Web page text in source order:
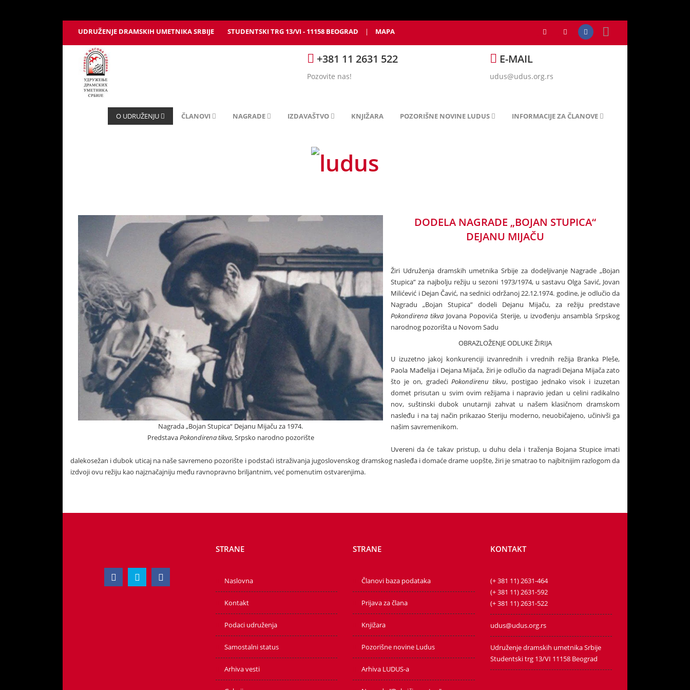
UDRUŽENJE DRAMSKIH UMETNIKA SRBIJE STUDENTSKI TRG 13/VI - 11158 BEOGRAD | MAPA
+381 11 2631 522
Pozovite nas!
E-MAIL
udus@udus.org.rs
O UDRUŽENJU ČLANOVI NAGRADE IZDAVAŠTVO KNJIŽARA POZORIŠNE NOVINE LUDUS INFORMACIJE ZA ČLANOVE
Nagrada „Bojan Stupica“ Dejanu Mijaču za 1974.
PredstavaPokondirena tikva, Srpsko narodno pozorište
DODELA NAGRADE „BOJAN STUPICA“
DEJANU MIJAČU
Žiri Udruženja dramskih umetnika Srbije za dodeljivanje Nagrade „Bojan
Stupica” za najbolju režiju u sezoni 1973/1974, u sastavu Olga Savić, Jovan
Milićević i Dejan Čavić, na sednici održanoj 22.12.1974. godine, je odlučio da
Nagradu „Bojan Stupica” dodeli Dejanu Mijaču, za režiju predstave
Pokondirena tikva Jovana Popovića Sterije, u izvođenju ansambla Srpskog
narodnog pozorišta u Novom Sadu
OBRAZLOŽENJE ODLUKE ŽIRIJA
U izuzetno jakoj konkurenciji izvanrednih i vrednih režija Branka Pleše,
Paola Mađelija i Dejana Mijača, žiri je odlučio da nagradi Dejana Mijača zato
što je on, gradećiPokondirenu tikvu, postigao jednako visok i izuzetan
domet prisutan u svim ovim režijama i napravio jedan u celini radikalno
nov, suštinski dubok unutarnji zahvat u našem klasičnom dramskom
nasleđu i na taj način prikazao Steriju moderno, neuobičajeno, učinivši ga
našim savremenikom.
Uvereni da će takav pristup, u duhu dela i traženja Bojana Stupice imati
dalekosežan i dubok uticaj na naše savremeno pozorište i podstaći istraživanja jugoslovenskog dramskog nasleđa i domaće drame uopšte, žiri je smatrao to najbitnijim razlogom da
izdvoji ovu režiju kao najznačajniju među ravnopravno briljantnim, već pomenutim ostvarenjima.
STRANE
Naslovna
Kontakt
Podaci udruženja
Samostalni status
Arhiva vesti
STRANE
Članovi baza podataka
Prijava za člana
Knjižara
Pozorišne novine Ludus
Arhiva LUDUS-a
KONTAKT
(+ 381 11) 2631-464
(+ 381 11) 2631-592
(+ 381 11) 2631-522
udus@udus.org.rs
Udruženje dramskih umetnika Srbije
Studentski trg 13/VI 11158 Beograd